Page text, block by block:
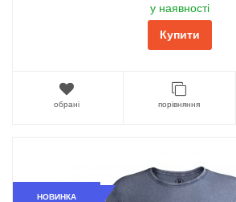
у наявності
Купити
обрані порівняння
НОВИНКА